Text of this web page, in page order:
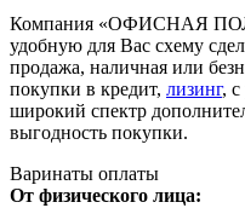
Компания «ОФИСНАЯ
удобную для Вас схему
продажа, наличная или
покупки в кредит, лизинг, с
широкий спектр
выгодность покупки.
Варинаты оплаты
От физического лица: